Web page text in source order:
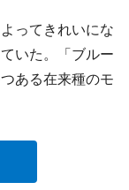
ってきれいにな
いた。「ブルー
ある在来種のモ